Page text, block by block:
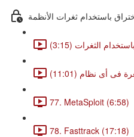
باستخدام ثغرات الأنظمة
الثغرات (3:15)
فى أى نظام (11:01)
77. MetaSploit (6:58)
78. Fasttrack (17:18)